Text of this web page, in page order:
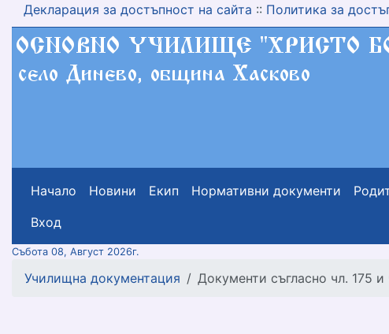
Декларация за достъпност на сайта :: Политика за
меню горно
Начало Новини Екип Нормативни документи
Вход
Събота 08, Август 2026г.
Училищна документация Документи съгласно чл. 175